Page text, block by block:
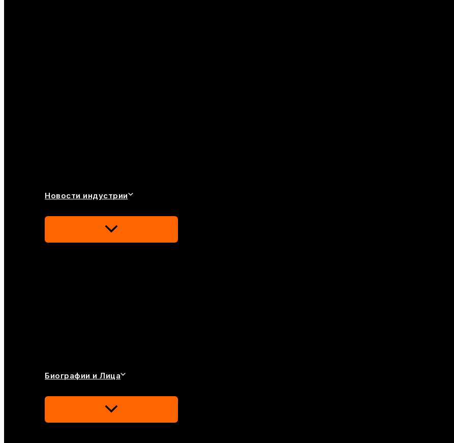
Новости индустрии
Переключатель
Биографии и Лица
Переключатель